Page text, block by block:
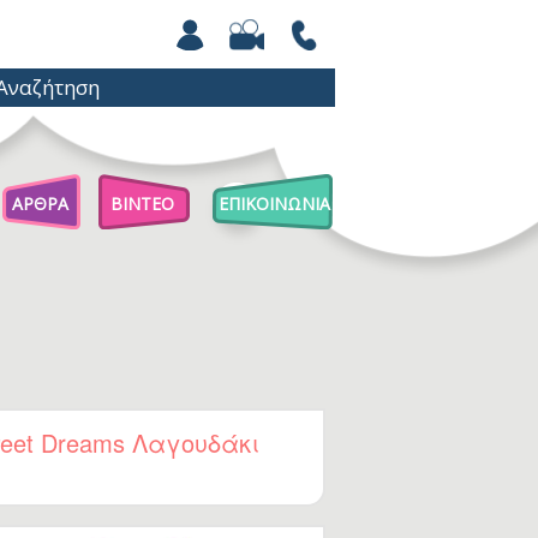
ΑΡΘΡΑ ΒΙΝΤΕΟ ΕΠΙΚΟΙΝΩΝΙΑ
Dreams Λαγουδάκι